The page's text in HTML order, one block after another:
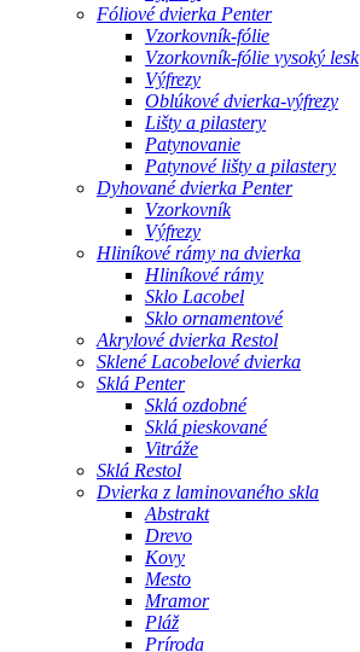
Fóliové dvierka Penter
Vzorkovník-fólie
Vzorkovník-fólie vysoký lesk
Výfrezy
Oblúkové dvierka-výfrezy
Lišty a pilastery
Patynovanie
Patynové lišty a pilastery
Dyhované dvierka Penter
Vzorkovník
Výfrezy
Hliníkové rámy na dvierka
Hliníkové rámy
Sklo Lacobel
Sklo ornamentové
Akrylové dvierka Restol
Sklené Lacobelové dvierka
Sklá Penter
Sklá ozdobné
Sklá pieskované
Vitráže
Sklá Restol
Dvierka z laminovaného skla
Abstrakt
Drevo
Kovy
Mesto
Mramor
Pláž
Príroda